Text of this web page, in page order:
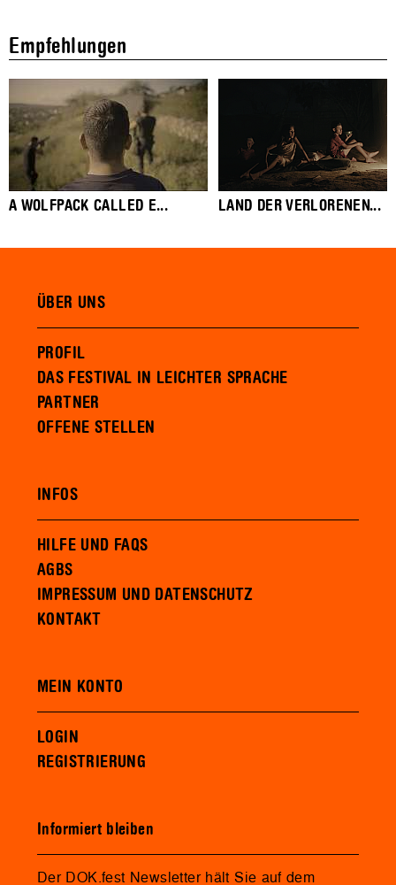
Empfehlungen
A WOLFPACK CALLED E... LAND DER VERLORENEN...
ÜBER UNS
PROFIL
DAS FESTIVAL IN LEICHTER SPRACHE
PARTNER
OFFENE STELLEN
INFOS
HILFE UND FAQS
AGBS
IMPRESSUM UND DATENSCHUTZ
KONTAKT
MEIN KONTO
LOGIN
REGISTRIERUNG
Informiert bleiben
Der DOK.fest Newsletter hält Sie auf dem